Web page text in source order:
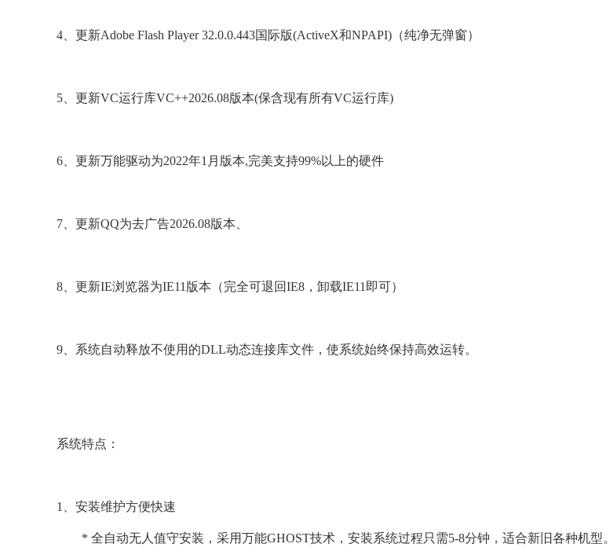
4、更新Adobe Flash Player 32.0.0.443国际版(ActiveX和NPAPI)（纯净无弹窗）
5、更新VC运行库VC++2026.08版本(保含现有所有VC运行库)
6、更新万能驱动为2022年1月版本,完美支持99%以上的硬件
7、更新QQ为去广告2026.08版本、
8、更新IE浏览器为IE11版本（完全可退回IE8，卸载IE11即可）
9、系统自动释放不使用的DLL动态连接库文件，使系统始终保持高效运转。
系统特点：
1、安装维护方便快速
* 全自动无人值守安装，采用万能GHOST技术，安装系统过程只需5-8分钟，适合新旧各种机型。